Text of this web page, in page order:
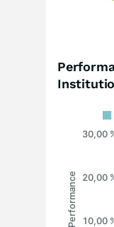
Performance 10,00
20,00
30,00